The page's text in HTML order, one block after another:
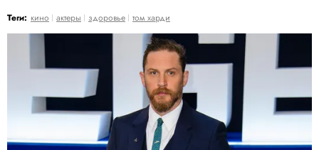
Теги: кино актеры здоровье том харди